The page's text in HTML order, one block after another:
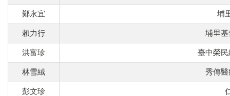
鄭永宜 埔
賴力行 埔里
洪富珍 臺中榮
林雪絨 秀傳
彭文珍